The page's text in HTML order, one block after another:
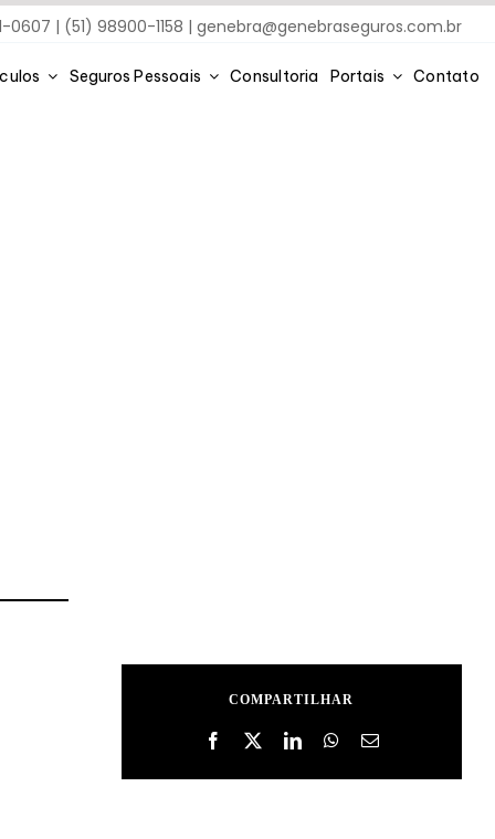
0607 | (51) 98900-1158 |genebra@genebraseguros.com.br
Seguros Pessoais Consultoria Portais Contato
COMPARTILHAR